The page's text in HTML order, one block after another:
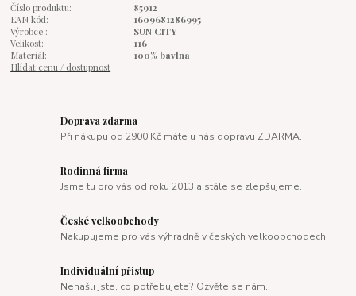
Číslo produktu:
85912
EAN kód:
1609681286995
Výrobce :
SUN CITY
Velikost:
116
Materiál:
100% bavlna
Hlídat cenu / dostupnost
Doprava zdarma
Při nákupu od 2900 Kč máte u nás dopravu ZDARMA.
Rodinná firma
Jsme tu pro vás od roku 2013 a stále se zlepšujeme.
České velkoobchody
Nakupujeme pro vás výhradně v českých velkoobchodech.
Individuální přistup
Nenašli jste, co potřebujete? Ozvěte se nám.